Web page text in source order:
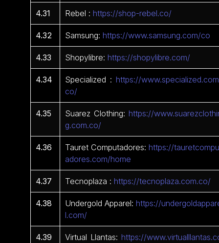
4.31 Rebel :https://shop-rebel.co/
4.32 Samsung:https://www.samsung.com/co
4.33 Shopylibre:https://shopylibre.com/
4.34 Specialized :https://
co/
4.35 Suarez Clothing:https://
g.com.co/
4.36 Tauret Computadores:https://
adores.com/home
4.37 Tecnoplaza :https://tecnoplaza.com.co/
4.38 Undergold Apparel:https://
l.com/
4.39 Virtual Llantas:https://